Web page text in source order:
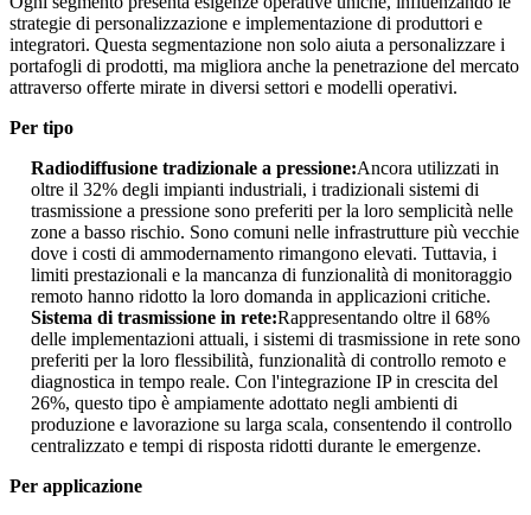
strategie di personalizzazione e implementazione di produttori e
integratori. Questa segmentazione non solo aiuta a personalizzare i
portafogli di prodotti, ma migliora anche la penetrazione del mercato
attraverso offerte mirate in diversi settori e modelli operativi.
Per tipo
Radiodiffusione tradizionale a pressione:Ancora utilizzati in
oltre il 32% degli impianti industriali, i tradizionali sistemi di
trasmissione a pressione sono preferiti per la loro semplicità nelle
zone a basso rischio. Sono comuni nelle infrastrutture più vecchie
dove i costi di ammodernamento rimangono elevati. Tuttavia, i
limiti prestazionali e la mancanza di funzionalità di monitoraggio
remoto hanno ridotto la loro domanda in applicazioni critiche.
Sistema di trasmissione in rete:Rappresentando oltre il 68%
delle implementazioni attuali, i sistemi di trasmissione in rete sono
preferiti per la loro flessibilità, funzionalità di controllo remoto e
diagnostica in tempo reale. Con l'integrazione IP in crescita del
26%, questo tipo è ampiamente adottato negli ambienti di
produzione e lavorazione su larga scala, consentendo il controllo
centralizzato e tempi di risposta ridotti durante le emergenze.
Per applicazione